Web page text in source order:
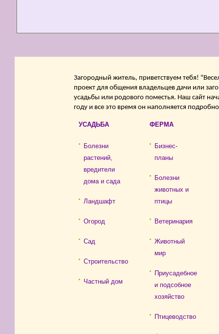
Загородный житель, приветствуем тебя!
проект для общения владельцев дачи или
усадьбы или родового поместья. Наш сайт
году и все это время он наполняется
УСАДЬБА
Болезни
растений,
вредители
дома и сада
Ландшафт
Огород
Сад
Строительство
Частный дом
ФЕРМА
Бизнес-
планы
Болезни
животных и
птицы
Ветеринария
Животный
мир
Приусадебное
и подсобное
хозяйство
Птицеводство